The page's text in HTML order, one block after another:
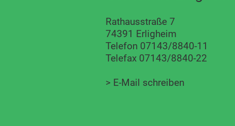
Rathausstraße 7
74391 Erligheim
Telefon 07143/8840-11
Telefax 07143/8840-22
> E-Mail schreiben